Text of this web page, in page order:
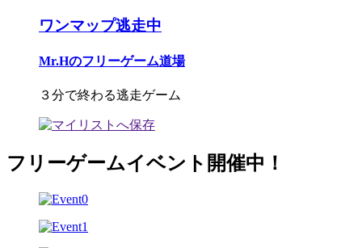
ワンマップ逃走中
Mr.Hのフリーゲーム道場
３分で終わる逃走ゲーム
フリーゲームイベント開催中！